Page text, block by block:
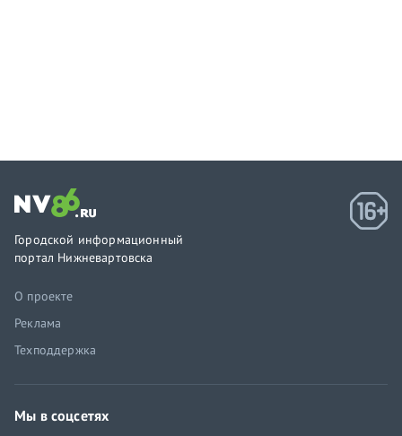
Городской информационный
портал Нижневартовска
О проекте
Реклама
Техподдержка
Мы в соцсетях